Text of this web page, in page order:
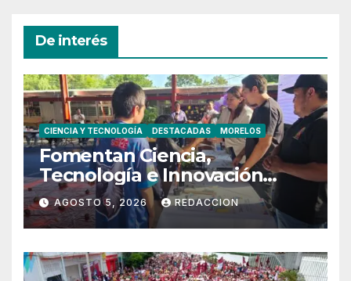
De interés
CIENCIA Y TECNOLOGÍA DESTACADAS MORELOS
Fomentan Ciencia,
Tecnología e Innovación
Entre Jóvenes Morelenses
AGOSTO 5, 2026 REDACCION